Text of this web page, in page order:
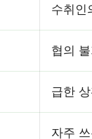
수취인
협의
급한
자주